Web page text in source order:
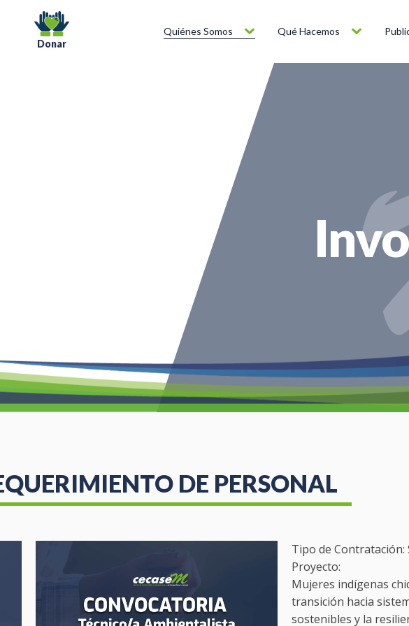
Donar
Quiénes Somos Qué Hacemos
DE PERSONAL
Tipo de Contratación:
Proyecto:
Mujeres indígenas
transición hacia
sostenibles y la